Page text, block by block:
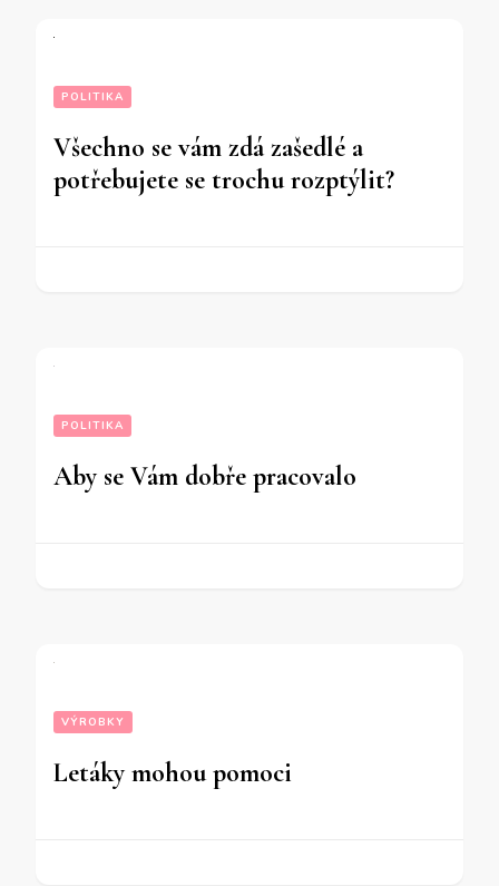
POLITIKA
Všechno se vám zdá zašedlé a
potřebujete se trochu rozptýlit?
POLITIKA
Aby se Vám dobře pracovalo
VÝROBKY
Letáky mohou pomoci